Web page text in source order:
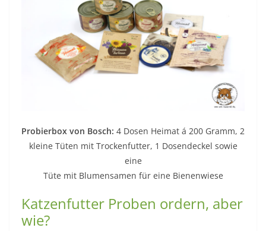
Probierbox von Bosch: 4 Dosen Heimat á 200 Gramm, 2
kleine Tüten mit Trockenfutter, 1 Dosendeckel sowie
eine
Tüte mit Blumensamen für eine Bienenwiese
Katzenfutter Proben ordern, aber
wie?